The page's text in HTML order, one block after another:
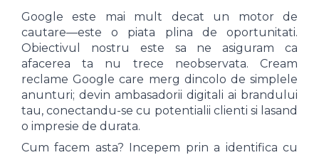
Google este mai mult decat un motor de
cautare—este o piata plina de oportunitati.
Obiectivul nostru este sa ne asiguram ca
afacerea ta nu trece neobservata. Cream
reclame Google care merg dincolo de simplele
anunturi; devin ambasadorii digitali ai brandului
tau, conectandu-se cu potentialii clienti si lasand
o impresie de durata.
Cum facem asta? Incepem prin a identifica cu